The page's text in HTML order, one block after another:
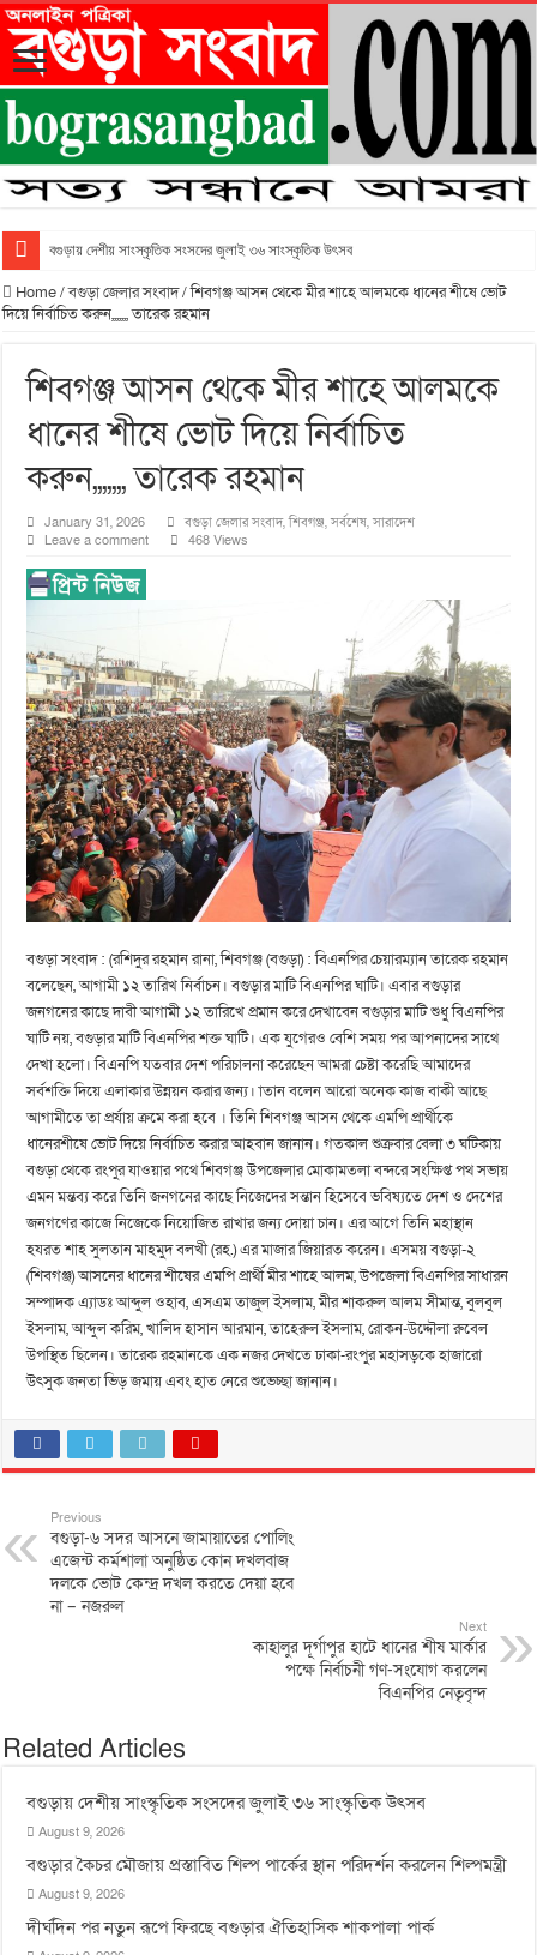
বগুড়ায় দেশীয় সাংস্কৃতিক সংসদের জুলাই ৩৬ সাংস্কৃতিক উৎসব
Home/বগুড়া জেলার সংবাদ/শিবগঞ্জ আসন থেকে মীর শাহে আলমকে ধানের শীষে ভোট
দিয়ে নির্বাচিত করুন,,,,,,, তারেক রহমান
শিবগঞ্জ আসন থেকে মীর শাহে আলমকে
ধানের শীষে ভোট দিয়ে নির্বাচিত
করুন,,,,,,, তারেক রহমান
January 31, 2026 বগুড়া জেলার সংবাদ,শিবগঞ্জ,সর্বশেষ,সারাদেশ
Leave a comment
468 Views
বগুড়া সংবাদ : (রশিদুর রহমান রানা, শিবগঞ্জ (বগুড়া) : বিএনপির চেয়ারম্যান তারেক রহমান
বলেছেন, আগামী ১২ তারিখ নির্বাচন। বগুড়ার মাটি বিএনপির ঘাটি। এবার বগুড়ার
জনগনের কাছে দাবী আগামী ১২ তারিখে প্রমান করে দেখাবেন বগুড়ার মাটি শুধু বিএনপির
ঘাটি নয়, বগুড়ার মাটি বিএনপির শক্ত ঘাটি। এক যুগেরও বেশি সময় পর আপনাদের সাথে
দেখা হলো। বিএনপি যতবার দেশ পরিচালনা করেছেন আমরা চেষ্টা করেছি আমাদের
সর্বশক্তি দিয়ে এলাকার উন্নয়ন করার জন্য। াতান বলেন আরো অনেক কাজ বাকী আছে
আগামীতে তা প্রর্যায় ক্রমে করা হবে । তিনি শিবগঞ্জ আসন থেকে এমপি প্রার্থীকে
ধানেরশীষে ভোট দিয়ে নির্বাচিত করার আহবান জানান। গতকাল শুক্রবার বেলা ৩ ঘটিকায়
বগুড়া থেকে রংপুর যাওয়ার পথে শিবগঞ্জ উপজেলার মোকামতলা বন্দরে সংক্ষিপ্ত পথ সভায়
এমন মন্তব্য করে তিনি জনগনের কাছে নিজেদের সন্তান হিসেবে ভবিষ্যতে দেশ ও দেশের
জনগণের কাজে নিজেকে নিয়োজিত রাখার জন্য দোয়া চান। এর আগে তিনি মহাস্থান
হযরত শাহ সুলতান মাহমুদ বলখী (রহ.) এর মাজার জিয়ারত করেন। এসময় বগুড়া-২
(শিবগঞ্জ) আসনের ধানের শীষের এমপি প্রার্থী মীর শাহে আলম, উপজেলা বিএনপির সাধারন
সম্পাদক এ্যাডঃ আব্দুল ওহাব, এসএম তাজুল ইসলাম, মীর শাকরুল আলম সীমান্ত, বুলবুল
ইসলাম, আব্দুল করিম, খালিদ হাসান আরমান, তাহেরুল ইসলাম, রোকন-উদ্দৌলা রুবেল
উপস্থিত ছিলেন। তারেক রহমানকে এক নজর দেখতে ঢাকা-রংপুর মহাসড়কে হাজারো
উৎসুক জনতা ভিড় জমায় এবং হাত নেরে শুভেচ্ছা জানান।
Previous
বগুড়া-৬ সদর আসনে জামায়াতের পোলিং
এজেন্ট কর্মশালা অনুষ্ঠিত কোন দখলবাজ
দলকে ভোট কেন্দ্র দখল করতে দেয়া হবে
না – নজরুল
Next
কাহালুর দূর্গাপুর হাটে ধানের শীষ মার্কার
পক্ষে নির্বাচনী গণ-সংযোগ করলেন
বিএনপির নেতৃবৃন্দ
Related Articles
বগুড়ায় দেশীয় সাংস্কৃতিক সংসদের জুলাই ৩৬ সাংস্কৃতিক উৎসব
August 9, 2026
বগুড়ার কৈচর মৌজায় প্রস্তাবিত শিল্প পার্কের স্থান পরিদর্শন করলেন শিল্পমন্ত্রী
August 9, 2026
দীর্ঘদিন পর নতুন রূপে ফিরছে বগুড়ার ঐতিহাসিক শাকপালা পার্ক